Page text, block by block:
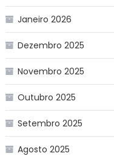
Janeiro 2026
Dezembro 2025
Novembro 2025
Outubro 2025
Setembro 2025
Agosto 2025